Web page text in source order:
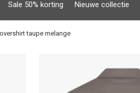
Sale 50% korting Nieuwe collectie
taupe melange